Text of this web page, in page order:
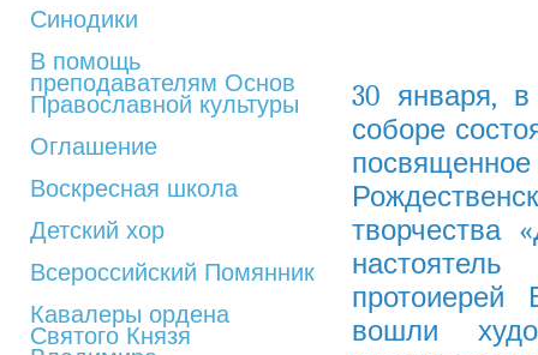
Синодики
В помощь
преподавателям Основ
Православной культуры
Оглашение
Воскресная школа
Детский хор
Всероссийский Помянник
Кавалеры ордена
Святого Князя
30 января,
соборе
творчества
вошли